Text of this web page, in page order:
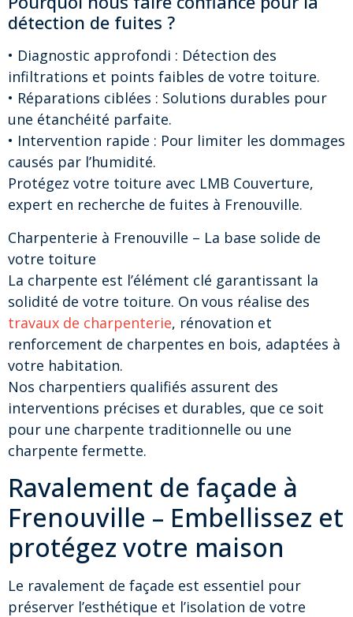
détection de fuites ?
• Diagnostic approfondi : Détection des
infiltrations et points faibles de votre toiture.
• Réparations ciblées : Solutions durables pour
une étanchéité parfaite.
• Intervention rapide : Pour limiter les dommages
causés par l’humidité.
Protégez votre toiture avec LMB Couverture,
expert en recherche de fuites à Frenouville.
Charpenterie à Frenouville – La base solide de
votre toiture
La charpente est l’élément clé garantissant la
solidité de votre toiture. On vous réalise des
travaux de charpenterie, rénovation et
renforcement de charpentes en bois, adaptées à
votre habitation.
Nos charpentiers qualifiés assurent des
interventions précises et durables, que ce soit
pour une charpente traditionnelle ou une
charpente fermette.
Ravalement de façade à
Frenouville – Embellissez et
protégez votre maison
Le ravalement de façade est essentiel pour
préserver l’esthétique et l’isolation de votre